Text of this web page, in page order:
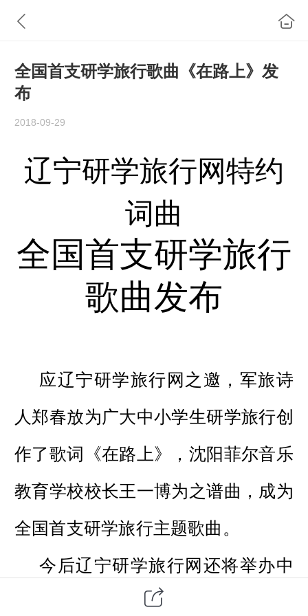
全国首支研学旅行歌曲《在路上》发
布
2018-09-29
辽宁研学旅行网特约
词曲
全国首支研学旅行
歌曲发布
应辽宁研学旅行网之邀，军旅诗
人郑春放为广大中小学生研学旅行创
作了歌词《在路上》，沈阳菲尔音乐
教育学校校长王一博为之谱曲，成为
全国首支研学旅行主题歌曲。
今后辽宁研学旅行网还将举办中
小学生研学旅行歌曲比赛，选拔优秀